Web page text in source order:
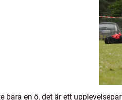
bara en ö, det är ett